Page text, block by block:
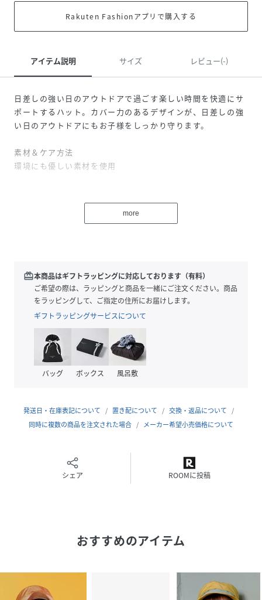
Rakuten Fashionアプリで購入する
アイテム説明 サイズ レビュー(-)
日差しの強い日のアウトドアで過ごす楽しい時間を快適にサ
ポートするハット。カバー力のあるデザインが、日差しの強
い日のアウトドアにもお子様をしっかり守ります。
素材＆ケア方法
環境にも優しい素材を使用
広いつばがカバー力を発揮、頭周りに調節可能なバンジーコ
ードとコードロック付きでしっかりフィット
フラップは使用しないときは内側に収納できるデザイン
ライニングとスウェットバンドは通気性のあるメッシュ素材
性別タイプ
原産国 中国
付属部分を除く
サイズ S、M
MW4858_513083
more
redeem本商品はギフトラッピングに対応しております（有料）
ご希望の際は、ラッピングと商品を一緒にご注文ください。商品
をラッピングして、ご指定の住所にお届けします。
ギフトラッピングサービスについて
バッグ ボックス 風呂敷
発送日・在庫表記について 置き配について
交換・返品について
同時に複数の商品を注文された場合
メーカー希望小売価格について
シェア ROOMに投稿
おすすめのアイテム